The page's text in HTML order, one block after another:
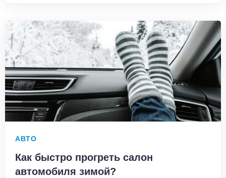
АВТО
Как быстро прогреть салон
автомобиля зимой?